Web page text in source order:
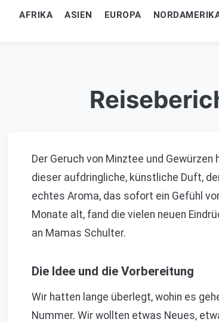
AFRIKA ASIEN EUROPA
Der Geruch von Minztee und
dieser aufdringliche, künstliche Duft,
echtes Aroma, das sofort ein Gefühl
Monate alt, fand die vielen neuen
an Mamas Schulter.
Die Idee und die Vorbereitung
Wir hatten lange überlegt, wohin es
Nummer. Wir wollten etwas Neues,